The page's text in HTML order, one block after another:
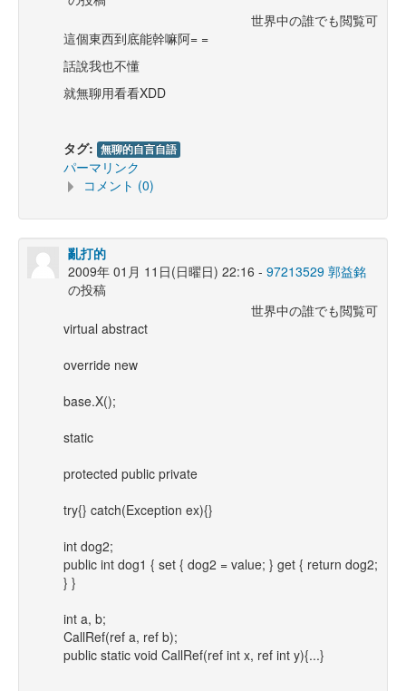
世界中の誰でも閲覧可
這個東西到底能幹嘛阿= =
話說我也不懂
就無聊用看看XDD
タグ: 無聊的自言自語
パーマリンク
コメント (0)
亂打的
2009年 01月 11日(日曜日) 22:16 - 97213529 郭益銘
の投稿
世界中の誰でも閲覧可
virtual abstract
override new
base.X();
static
protected public private
try{} catch(Exception ex){}
int dog2;
public int dog1 { set { dog2 = value; } get { return dog2;
} }
int a, b;
CallRef(ref a, ref b);
public static void CallRef(ref int x, ref int y){...}